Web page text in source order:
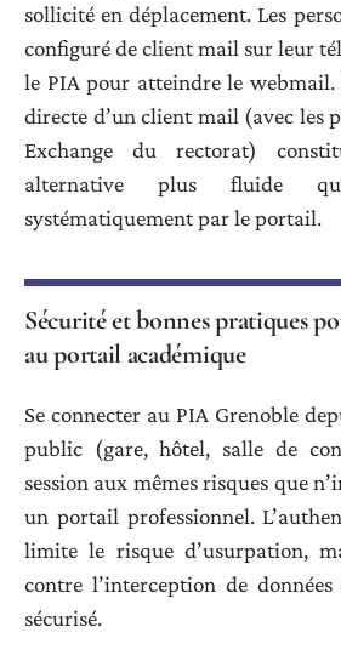
sollicité en déplacement. Les
configuré de client mail sur leur
le PIA pour atteindre le
directe d’un client mail (avec les
Exchange du rectorat)
alternative plus fluide
systématiquement par le portail.
Sécurité et bonnes pratiques
au portail académique
Se connecter au PIA Grenoble
public (gare, hôtel, salle de
session aux mêmes risques que
un portail professionnel.
limite le risque d’usurpation,
contre l’interception de
sécurisé.